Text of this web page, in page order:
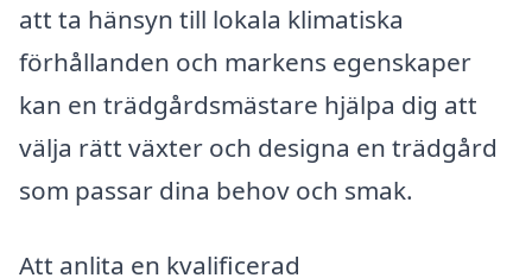
att ta hänsyn till lokala klimatiska
förhållanden och markens egenskaper
kan en trädgårdsmästare hjälpa dig att
välja rätt växter och designa en trädgård
som passar dina behov och smak.
Att anlita en kvalificerad